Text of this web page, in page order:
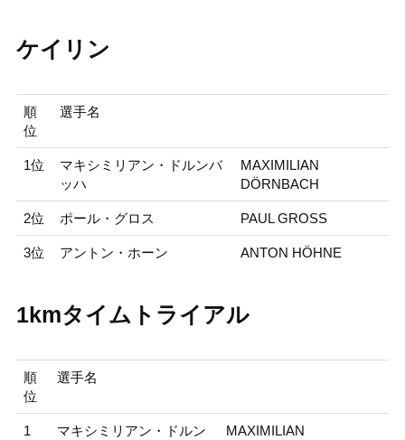
ケイリン
順
位
選手名
1位
マキシミリアン・ドルンバ
ッハ
MAXIMILIAN
DÖRNBACH
2位 ポール・グロス PAUL GROSS
3位 アントン・ホーン ANTON HÖHNE
1kmタイムトライアル
順
位
選手名
1
マキシミリアン・ドルン
MAXIMILIAN